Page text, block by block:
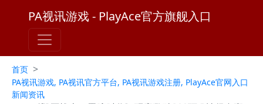
PA视讯游戏 - PlayAce官方旗舰入口
首页 >
PA视讯游戏, PA视讯官方平台, PA视讯游戏注册, PlayAce官网入口
新闻资讯